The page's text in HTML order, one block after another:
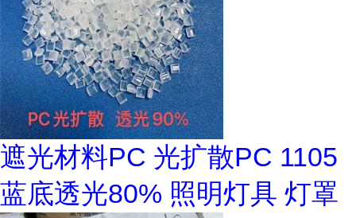
遮光材料PC 光扩散PC 1105
蓝底透光80% 照明灯具 灯罩